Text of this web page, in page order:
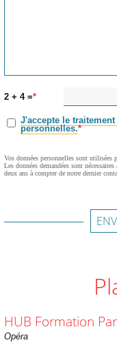
2 + 4 =
J'accepte le
personnelles.
Vos données personnelles sont utilisées
Les données demandées sont
deux ans à compter de notre dernier
HUB Formation
Opéra